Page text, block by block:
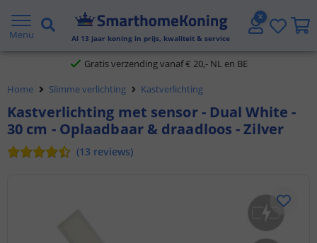
Menu Al 13 jaar koning in prijs, kwaliteit & service
2 jaar garantie
Gratis verzending vanaf € 20,- NL en BE
Klantbeoordeling 9.1
Voor 23:45 uur besteld,morgen in huis
Home Slimme verlichting Kastverlichting
Kastverlichting met sensor - Dual White -
30 cm - Oplaadbaar & draadloos - Zilver
(13 reviews)